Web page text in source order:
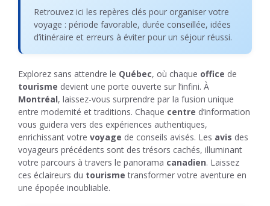
Retrouvez ici les repères clés pour organiser votre
voyage : période favorable, durée conseillée, idées
d’itinéraire et erreurs à éviter pour un séjour réussi.
Explorez sans attendre le Québec, où chaque office de
tourisme devient une porte ouverte sur l’infini. À
Montréal, laissez-vous surprendre par la fusion unique
entre modernité et traditions. Chaque centre d’information
vous guidera vers des expériences authentiques,
enrichissant votre voyage de conseils avisés. Les avis des
voyageurs précédents sont des trésors cachés, illuminant
votre parcours à travers le panorama canadien. Laissez
ces éclaireurs du tourisme transformer votre aventure en
une épopée inoubliable.